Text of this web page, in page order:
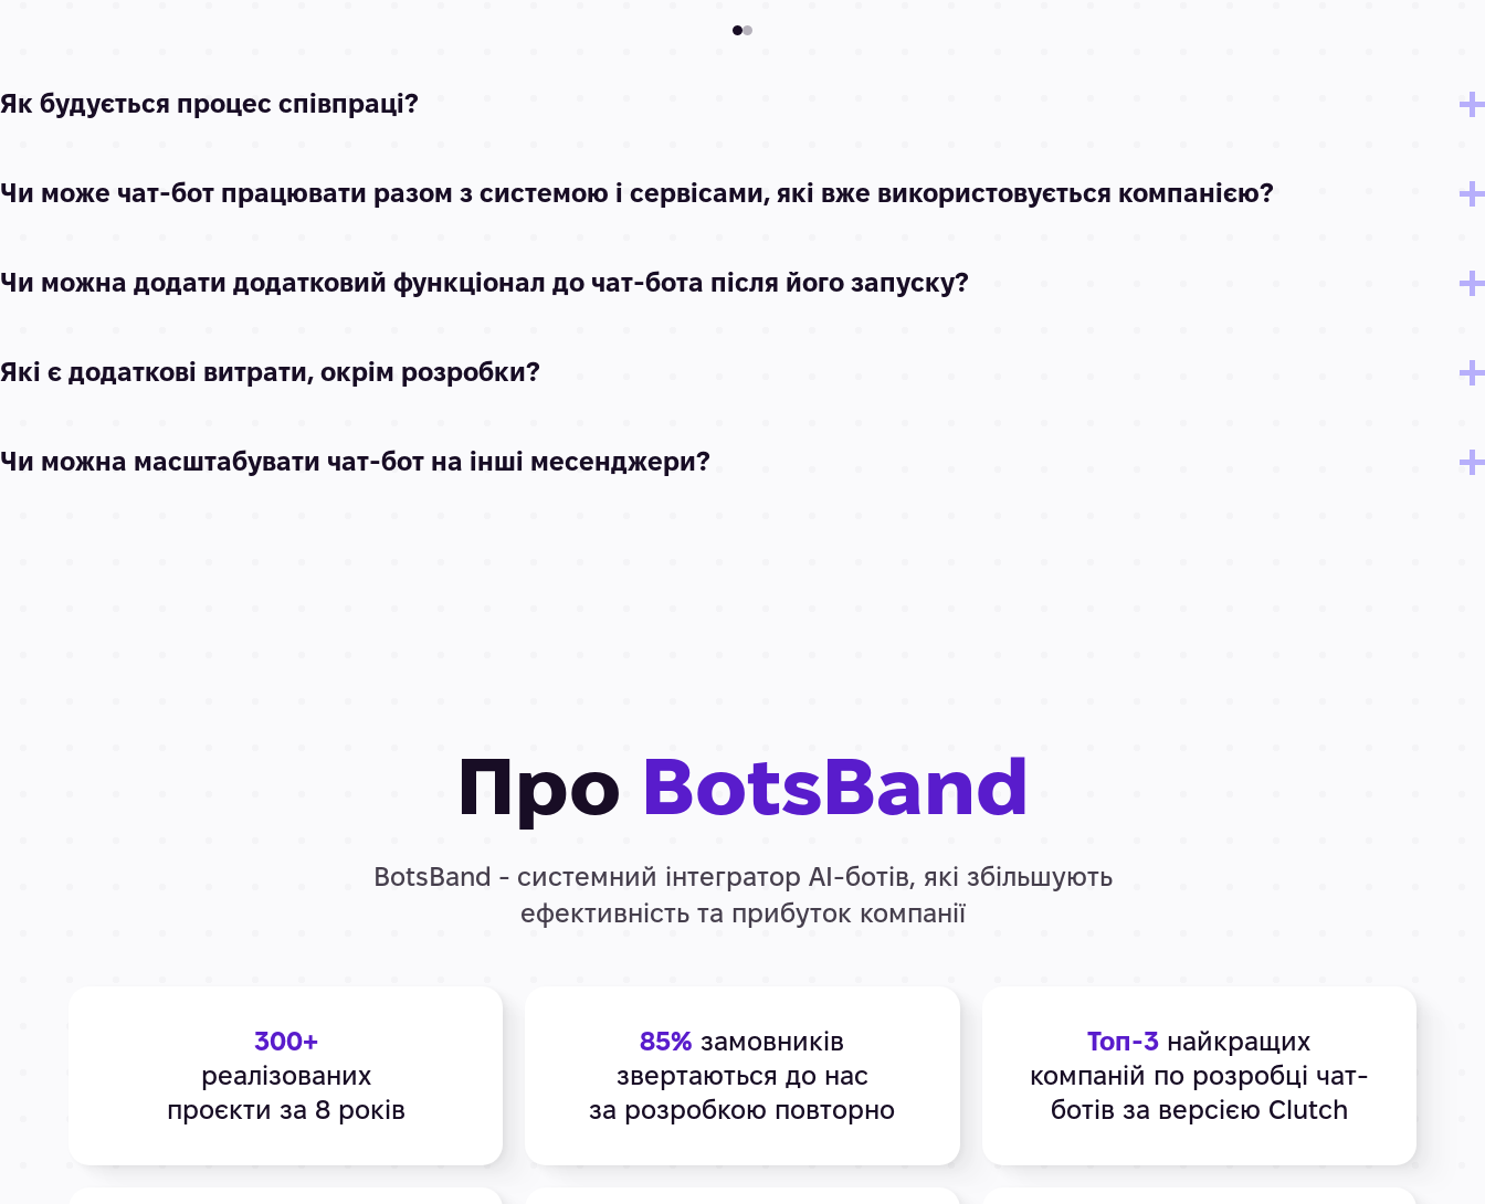
Як будується процес співпраці?
Чи може чат-бот працювати разом з системою і сервісами, які вже використовується компанією?
Чи можна додати додатковий функціонал до чат-бота після його запуску?
Які є додаткові витрати, окрім розробки?
Чи можна масштабувати чат-бот на інші месенджери?
Про BotsBand
BotsBand - системний інтегратор АІ-ботів, які збільшують
ефективність та прибуток компанії
300+
реалізованих
проєкти за 8 років
85% замовників
звертаються до нас
за розробкою повторно
Топ-3 найкращих
компаній по розробці чат-
ботів за версією Clutch